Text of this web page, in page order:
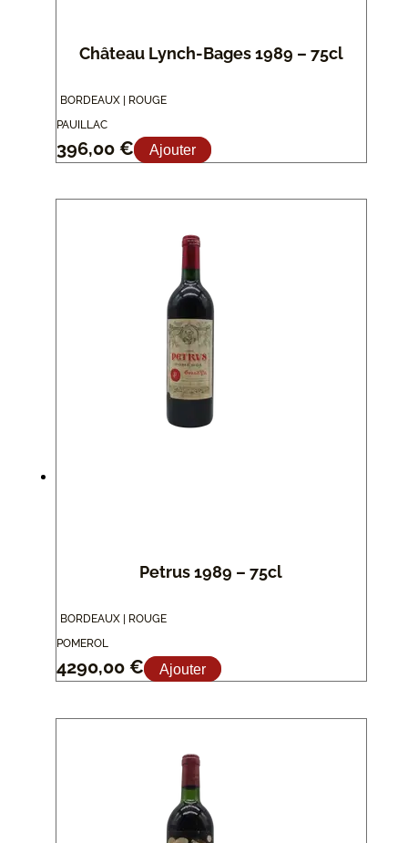
Château Lynch-Bages 1989 – 75cl
BORDEAUX | ROUGE
PAUILLAC
396,00 € Ajouter
Petrus 1989 – 75cl
BORDEAUX | ROUGE
POMEROL
4290,00 € Ajouter